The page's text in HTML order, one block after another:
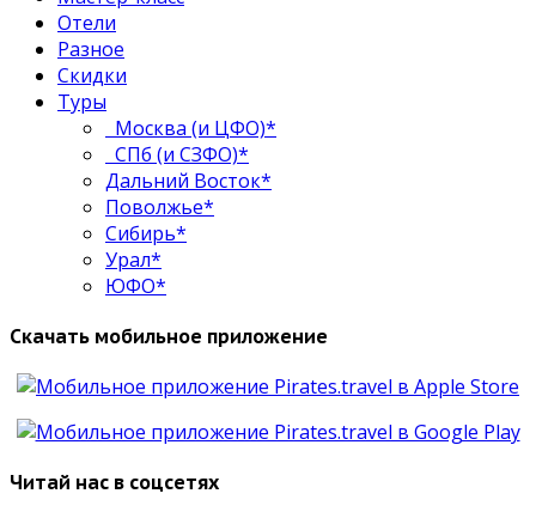
Отели
Разное
Скидки
Туры
Москва (и ЦФО)*
СПб (и СЗФО)*
Дальний Восток*
Поволжье*
Сибирь*
Урал*
ЮФО*
Скачать мобильное приложение
Читай нас в соцсетях